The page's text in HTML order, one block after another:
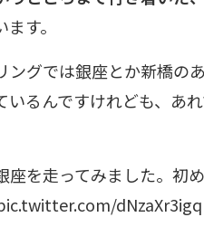
す。
ングでは銀座とか新橋の
いるんですけれども、あ
座を走ってみました。初
dNzaXr3igq